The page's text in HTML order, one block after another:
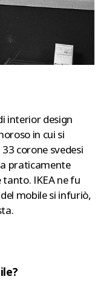
interior design
in cui si
corone svedesi
praticamente
IKEA ne fu
mobile si infuriò,